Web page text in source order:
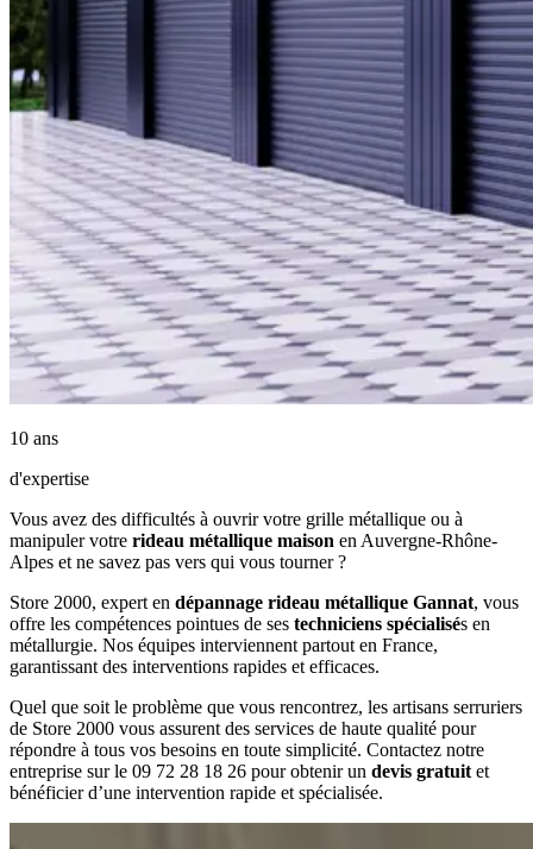
10 ans
d'expertise
Vous avez des difficultés à ouvrir votre grille métallique ou à
manipuler votre rideau métallique maison en Auvergne-Rhône-
Alpes et ne savez pas vers qui vous tourner ?
Store 2000, expert en dépannage rideau métallique Gannat, vous
offre les compétences pointues de ses techniciens spécialisés en
métallurgie. Nos équipes interviennent partout en France,
garantissant des interventions rapides et efficaces.
Quel que soit le problème que vous rencontrez, les artisans serruriers
de Store 2000 vous assurent des services de haute qualité pour
répondre à tous vos besoins en toute simplicité. Contactez notre
entreprise sur le 09 72 28 18 26 pour obtenir un devis gratuitet
bénéficier d’une intervention rapide et spécialisée.